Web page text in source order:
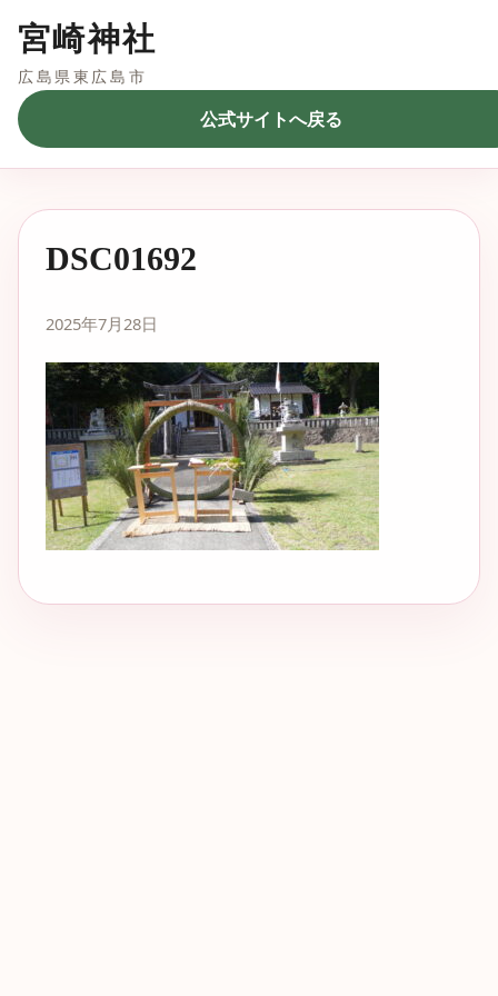
宮崎神社
広島県東広島市
公式サイトへ戻る
DSC01692
2025年7月28日